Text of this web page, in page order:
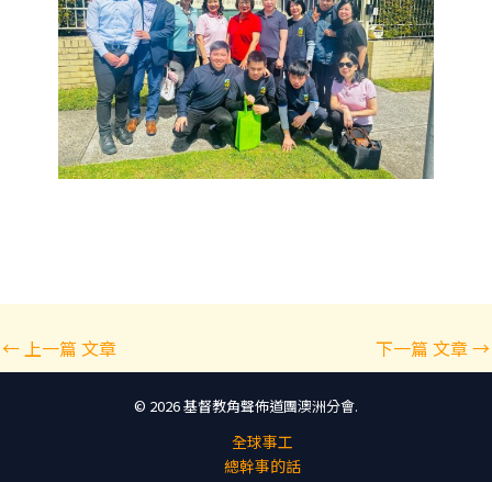
Post
navigation
←上一篇 文章 下一篇 文章→
© 2026 基督教角聲佈道團澳洲分會.
全球事工
總幹事的話